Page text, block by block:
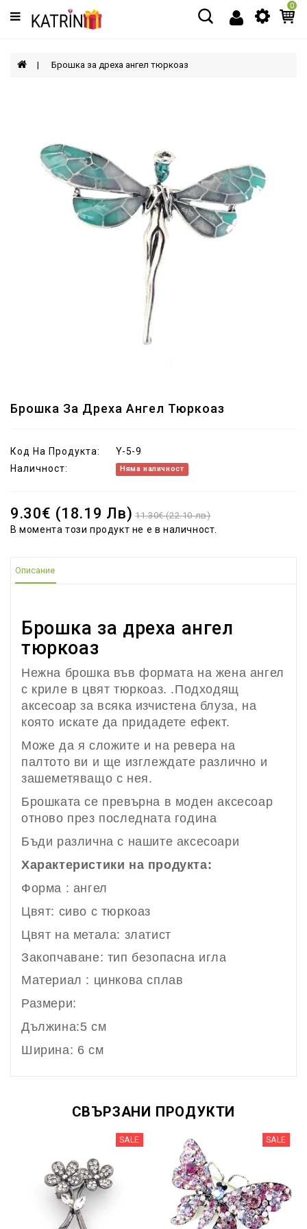
Категории
МЪЖЕ
АКСЕСОАРИ
0
Брошка за дреха ангел тюркоаз
Брошка За Дреха Ангел Тюркоаз
Код На Продукта:
Y-5-9
Наличност:
Няма наличност
9.30€ (18.19 Лв) 11.30€ (22.10 лв)
В момента този продукт не е в наличност.
Описание
Брошка за дреха ангел
тюркоаз
Нежна брошка във формата на жена ангел
с криле в цвят тюркоаз. .Подходящ
аксесоар за всяка изчистена блуза, на
която искате да придадете ефект.
Може да я сложите и на ревера на
палтото ви и ще изглеждате различно и
зашеметяващо с нея.
Брошката се превърна в моден аксесоар
отново през последната година
Бъди различна с нашите аксесоари
Характеристики на продукта:
Форма : ангел
Цвят: сиво с тюркоаз
Цвят на метала: златист
Закопчаване: тип безопасна игла
Материал : цинкова сплав
Размери:
Дължина:5 см
Ширина: 6 см
СВЪРЗАНИ ПРОДУКТИ
SALE SALE